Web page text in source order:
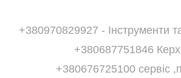
+380970829927 - Інструменти
+380687751846
+380676725100 сервіс